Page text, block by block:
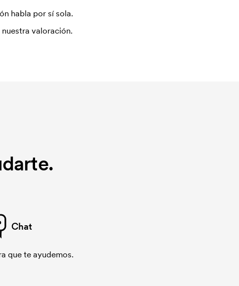
habla por sí sola.
valoración.
Chat
que te ayudemos.